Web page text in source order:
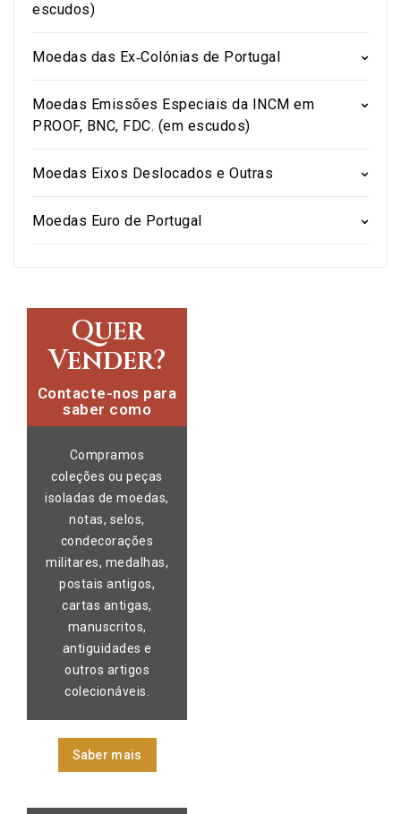
escudos)
Moedas das Ex‑Colónias de Portugal
Moedas Emissões Especiais da INCM em
PROOF, BNC, FDC. (em escudos)
Moedas Eixos Deslocados e Outras
Moedas Euro de Portugal
Quer
Vender?
Contacte-nos para
saber como
Compramos
coleções ou peças
isoladas de moedas,
notas, selos,
condecorações
militares, medalhas,
postais antigos,
cartas antigas,
manuscritos,
antiguidades e
outros artigos
colecionáveis.
Saber mais